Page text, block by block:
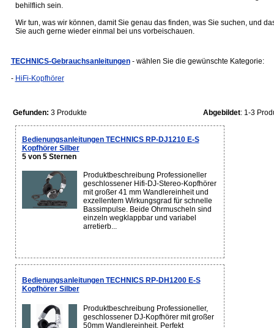
behilflich sein.
Wir tun, was wir können, damit Sie genau das finden, was Sie suchen, und
Sie auch gerne wieder einmal bei uns vorbeischauen.
TECHNICS-Gebrauchsanleitungen - wählen Sie die gewünschte Kategorie:
- HiFi-Kopfhörer
Gefunden: 3 Produkte Abgebildet: 1-3
Bedienungsanleitungen TECHNICS RP-DJ1210 E-S
Kopfhörer Silber
5 von 5 Sternen
Produktbeschreibung Professioneller
geschlossener Hifi-DJ-Stereo-Kopfhörer
mit großer 41 mm Wandlereinheit und
exzellentem Wirkungsgrad für schnelle
Bassimpulse. Beide Ohrmuscheln sind
einzeln wegklappbar und variabel
arretierb...
Bedienungsanleitungen TECHNICS RP-DH1200 E-S
Kopfhörer Silber
Produktbeschreibung Professioneller,
geschlossener DJ-Kopfhörer mit großer
50mm Wandlereinheit. Perfekt